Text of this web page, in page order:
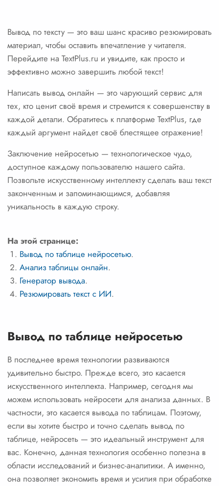
Вывод по тексту — это ваш шанс красиво резюмировать
материал, чтобы оставить впечатление у читателя.
Перейдите на TextPlus.ru и увидите, как просто и
эффективно можно завершить любой текст!
Написать вывод онлайн — это чарующий сервис для
тех, кто ценит своё время и стремится к совершенству в
каждой детали. Обратитесь к платформе TextPlus, где
каждый аргумент найдет своё блестящее отражение!
Заключение нейросетью — технологическое чудо,
доступное каждому пользователю нашего сайта.
Позвольте искусственному интеллекту сделать ваш текст
законченным и запоминающимся, добавляя
уникальность в каждую строку.
На этой странице:
Вывод по таблице нейросетью.
Анализ таблицы онлайн.
Генератор вывода.
Резюмировать текст с ИИ.
Вывод по таблице нейросетью
В последнее время технологии развиваются
удивительно быстро. Прежде всего, это касается
искусственного интеллекта. Например, сегодня мы
можем использовать нейросети для анализа данных. В
частности, это касается вывода по таблицам. Поэтому,
если вы хотите быстро и точно сделать вывод по
таблице, нейросеть — это идеальный инструмент для
вас. Конечно, данная технология особенно полезна в
области исследований и бизнес-аналитики. А именно,
она позволяет экономить время и усилия при обработке